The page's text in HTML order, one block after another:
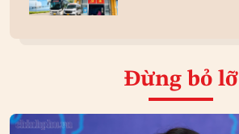
Đừng bỏ lỡ